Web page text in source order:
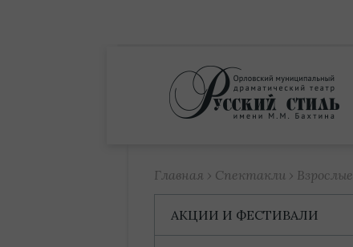
Главная › Спектакли › Взрослые
АКЦИИ И ФЕСТИВАЛИ